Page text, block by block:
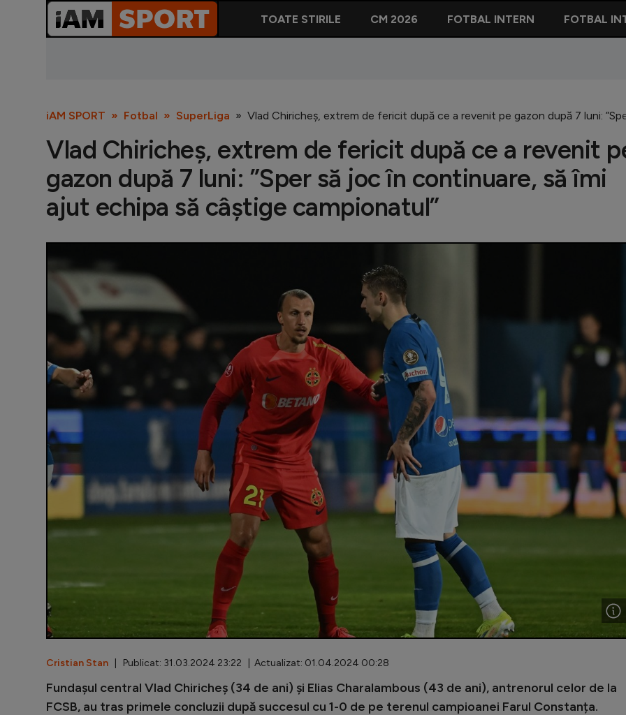
TOATE STIRILE CM 2026 FOTBAL INTERN FOTBAL
iAM SPORT Fotbal SuperLiga Vlad Chiricheș, extrem de fericit după ce a revenit pe gazon după 7 luni:
Vlad Chiricheș, extrem de fericit după ce a revenit
gazon după 7 luni: ”Sper să joc în continuare, să îmi
ajut echipa să câștige campionatul”
Cristian Stan | Publicat: 31.03.2024 23:22 | Actualizat: 01.04.2024 00:28
Fundașul central Vlad Chiricheș (34 de ani) și Elias Charalambous (43 de ani), antrenorul celor de la
FCSB, au tras primele concluzii după succesul cu 1-0 de pe terenul campioanei Farul Constanța.